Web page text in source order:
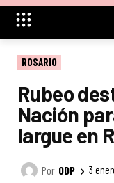
ROSARIO
Rubeo
Nación
largue en
Por ODP 3